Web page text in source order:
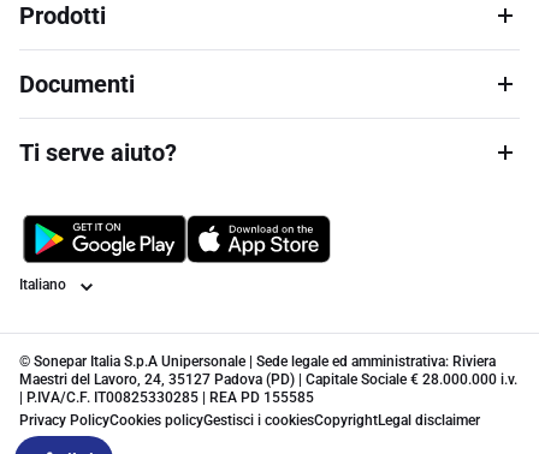
Prodotti
Documenti
Ti serve aiuto?
Lingua
© Sonepar Italia S.p.A Unipersonale | Sede legale ed amministrativa: Riviera
Maestri del Lavoro, 24, 35127 Padova (PD) | Capitale Sociale € 28.000.000 i.v.
| P.IVA/C.F. IT00825330285 | REA PD 155585
Privacy PolicyCookies policyGestisci i cookiesCopyrightLegal disclaimer